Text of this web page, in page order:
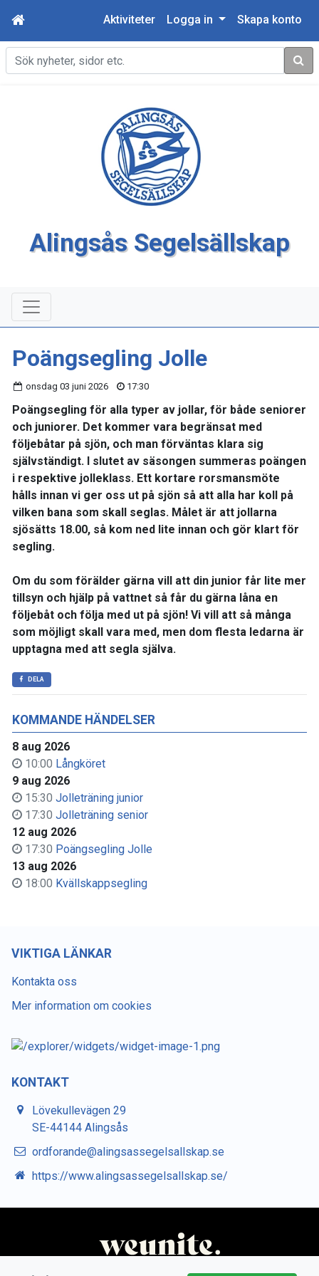
Aktiviteter Logga in Skapa konto
Sök
Alingsås Segelsällskap
KOMMANDE HÄNDELSER
8 aug 2026
10:00 Långköret
9 aug 2026
15:30 Jolleträning junior
17:30 Jolleträning senior
12 aug 2026
17:30 Poängsegling Jolle
13 aug 2026
18:00 Kvällskappsegling
Poängsegling Jolle
onsdag 03 juni 2026 17:30
Poängsegling för alla typer av jollar, för både seniorer
och juniorer. Det kommer vara begränsat med
följebåtar på sjön, och man förväntas klara sig
självständigt. I slutet av säsongen summeras poängen
i respektive jolleklass. Ett kortare rorsmansmöte
hålls innan vi ger oss ut på sjön så att alla har koll på
vilken bana som skall seglas. Målet är att jollarna
sjösätts 18.00, så kom ned lite innan och gör klart för
segling.
Om du som förälder gärna vill att din junior får lite mer
tillsyn och hjälp på vattnet så får du gärna låna en
följebåt och följa med ut på sjön! Vi vill att så många
som möjligt skall vara med, men dom flesta ledarna är
upptagna med att segla själva.
DELA
VIKTIGA LÄNKAR
Kontakta oss
Mer information om cookies
KONTAKT
Lövekullevägen 29
SE-44144 Alingsås
ordforande@alingsassegelsallskap.se
https://www.alingsassegelsallskap.se/